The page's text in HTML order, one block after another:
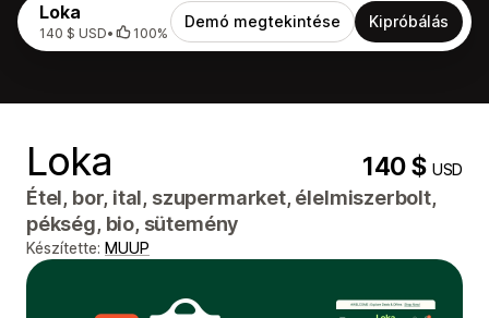
Loka
140 $ USD• 100%
Demó megtekintése Kipróbálás
Loka 140 $USD
Étel, bor, ital, szupermarket, élelmiszerbolt,
pékség, bio, sütemény
Készítette: MUUP